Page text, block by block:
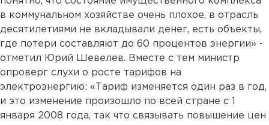
в коммунальном хозяйстве очень плохое, в отрасль
десятилетиями не вкладывали денег, есть объекты,
где потери составляют до 60 процентов энергии» -
отметил Юрий Шевелев. Вместе с тем министр
опроверг слухи о росте тарифов на
электроэнергию: «Тариф изменяется один раз в год,
и это изменение произошло по всей стране с 1
января 2008 года, так что связывать повышение цен